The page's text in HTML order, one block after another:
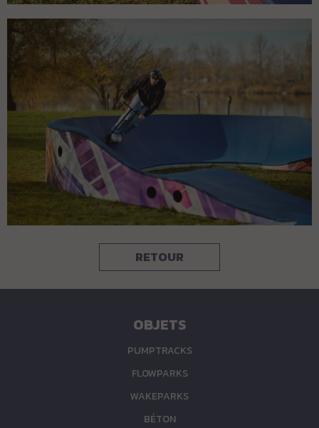
RETOUR
OBJETS
PUMPTRACKS
FLOWPARKS
WAKEPARKS
BÉTON